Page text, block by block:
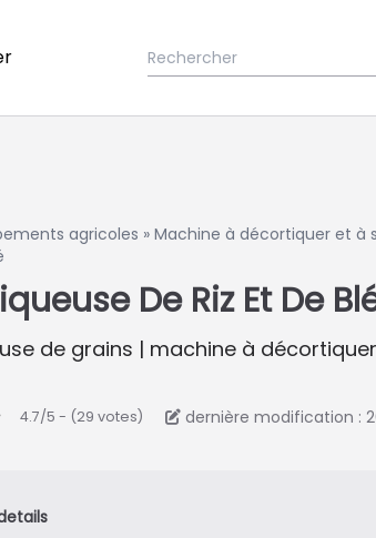
agricoles » Machine à décortiquer et à
De Riz Et De
de grains | machine à
4.7/5 - (29 votes) dernière modification :